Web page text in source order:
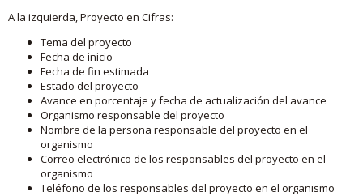
A la izquierda, Proyecto en Cifras:
Tema del proyecto
Fecha de inicio
Fecha de fin estimada
Estado del proyecto
Avance en porcentaje y fecha de actualización del avance
Organismo responsable del proyecto
Nombre de la persona responsable del proyecto en el
organismo
Correo electrónico de los responsables del proyecto en el
organismo
Teléfono de los responsables del proyecto en el organismo